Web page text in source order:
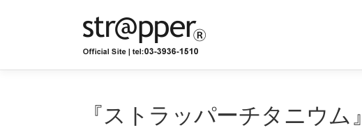
ツ
『ストラッパーチタニウ